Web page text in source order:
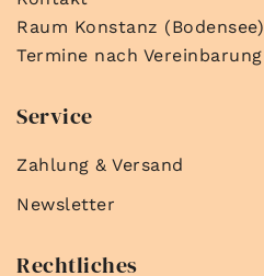
Raum Konstanz (Bodensee)
Termine nach Vereinbarung
Service
Zahlung & Versand
Newsletter
Rechtliches